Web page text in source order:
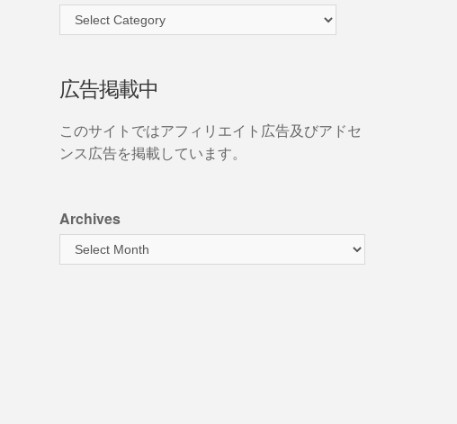
広告掲載中
このサイトではアフィリエイト広告及びアドセ
ンス広告を掲載しています。
Archives